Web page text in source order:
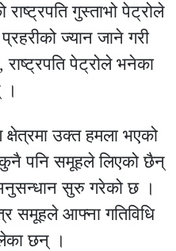
गुस्ताभो पेट्रोले
ज्यान जाने गरी
राष्ट्रपति पेट्रोले भनेका
।
क्षेत्रमा उक्त हमला भएको
पनि समूहले लिएको छैन्
सुरु गरेको छ ।
समूहले आफ्ना गतिविधि
छन् ।